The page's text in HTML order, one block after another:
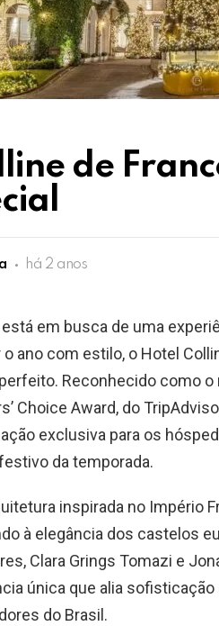
de
há 2 anos
em busca de uma
o ano com estilo, o Hotel
Reconhecido como
Choice Award, do
exclusiva para os
da temporada.
inspirada no Império
à elegância dos castelos
Clara Grings Tomazi e
única que alia
do Brasil.